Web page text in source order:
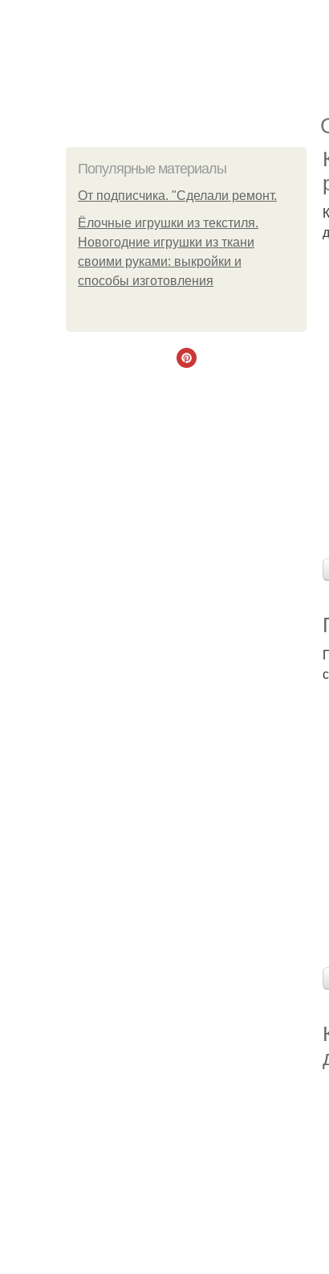
Популярные материалы
От подписчика. "Сделали ремонт.
Ёлочные игрушки из текстиля.
Новогодние игрушки из ткани
своими руками: выкройки и
способы изготовления